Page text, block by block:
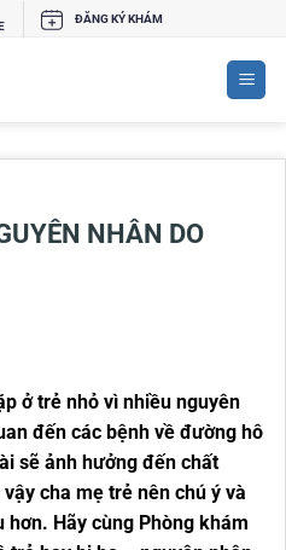
ĐĂNG KÝ KHÁM
NHÂN DO
ở trẻ nhỏ vì nhiều nguyên
đến các bệnh về đường hô
sẽ ảnh hưởng đến chất
cha mẹ trẻ nên chú ý và
Hãy cùng Phòng khám